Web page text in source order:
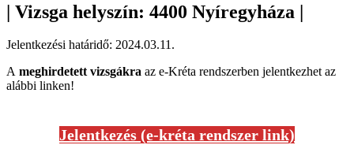
| Vizsga helyszín: 4400 Nyíregyháza |
Jelentkezési határidő: 2024.03.11.
A meghirdetett vizsgákra az e-Kréta rendszerben jelentkezhet az
alábbi linken!
Jelentkezés (e-kréta rendszer link)